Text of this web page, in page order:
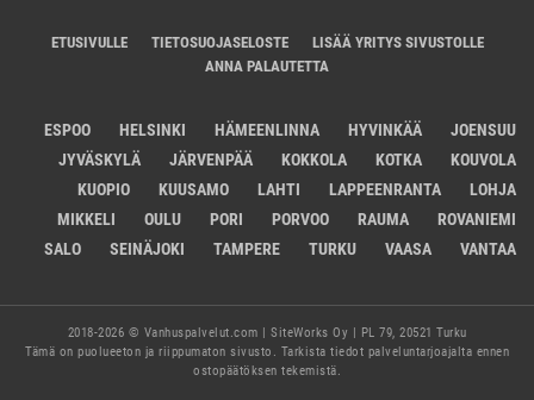
ETUSIVULLE TIETOSUOJASELOSTE
LISÄÄ YRITYS SIVUSTOLLE
ANNA PALAUTETTA
ESPOO HELSINKI HÄMEENLINNA HYVINKÄÄ
JOENSUU
JYVÄSKYLÄ
JÄRVENPÄÄ KOKKOLA KOTKA
KOUVOLA
KUOPIO
KUUSAMO LAHTI LAPPEENRANTA
LOHJA
MIKKELI
OULU PORI PORVOO RAUMA
ROVANIEMI
SALO
SEINÄJOKI TAMPERE TURKU VAASA VANTAA
2018-2026 © Vanhuspalvelut.com | SiteWorks Oy | PL 79, 20521 Turku
Tämä on puolueeton ja riippumaton sivusto. Tarkista tiedot palveluntarjoajalta ennen
ostopäätöksen tekemistä.